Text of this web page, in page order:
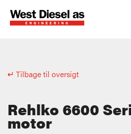
↵ Tilbage til oversigt
Rehlko 6600
motor